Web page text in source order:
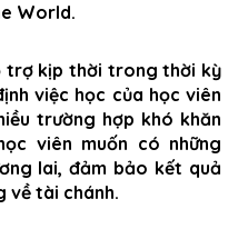
World.
trợ kịp thời trong thời kỳ
việc học của học viên
trường hợp khó khăn
viên muốn có những
lai, đảm bảo kết quả
về tài chánh.